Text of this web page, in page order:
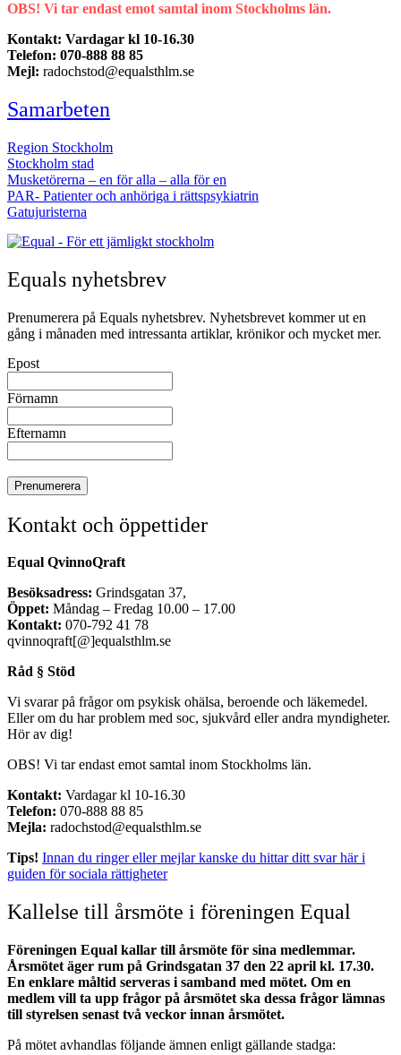
OBS! Vi tar endast emot samtal inom Stockholms län.
Kontakt: Vardagar kl 10-16.30
Telefon: 070-888 88 85
Mejl: radochstod@equalsthlm.se
Samarbeten
Region Stockholm
Stockholm stad
Musketörerna – en för alla – alla för en
PAR- Patienter och anhöriga i rättspsykiatrin
Gatujuristerna
Equals nyhetsbrev
Prenumerera på Equals nyhetsbrev. Nyhetsbrevet kommer ut en
gång i månaden med intressanta artiklar, krönikor och mycket mer.
Epost
Förnamn
Efternamn
Kontakt och öppettider
Equal QvinnoQraft
Besöksadress: Grindsgatan 37,
Öppet: Måndag – Fredag 10.00 – 17.00
Kontakt: 070-792 41 78
qvinnoqraft[@]equalsthlm.se
Råd § Stöd
Vi svarar på frågor om psykisk ohälsa, beroende och läkemedel.
Eller om du har problem med soc, sjukvård eller andra myndigheter.
Hör av dig!
OBS! Vi tar endast emot samtal inom Stockholms län.
Kontakt: Vardagar kl 10-16.30
Telefon: 070-888 88 85
Mejla: radochstod@equalsthlm.se
Tips! Innan du ringer eller mejlar kanske du hittar ditt svar här i
guiden för sociala rättigheter
Kallelse till årsmöte i föreningen Equal
Föreningen Equal kallar till årsmöte för sina medlemmar.
Årsmötet äger rum på Grindsgatan 37 den 22 april kl. 17.30.
En enklare måltid serveras i samband med mötet. Om en
medlem vill ta upp frågor på årsmötet ska dessa frågor lämnas
till styrelsen senast två veckor innan årsmötet.
På mötet avhandlas följande ämnen enligt gällande stadga: